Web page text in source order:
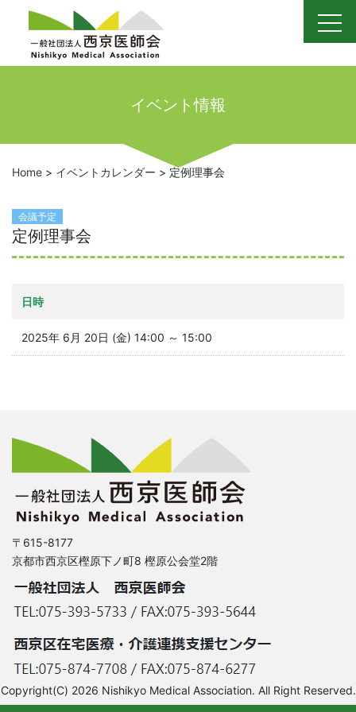
content
イベント情報
Home > イベントカレンダー > 定例理事会
会議予定
定例理事会
日時
2025年 6月 20日 (金) 14:00 ～ 15:00
〒615-8177
京都市西京区樫原下ノ町8 樫原公会堂2階
Copyright(C) 2026 Nishikyo Medical Association. All Right Reserved.